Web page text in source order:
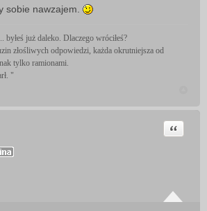
sobie nawzajem.
byłeś już daleko. Dlaczego wróciłeś?
złośliwych odpowiedzi, każda okrutniejsza od
tylko ramionami.
"
Cytuj